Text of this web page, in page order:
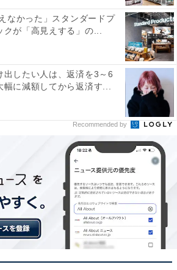
なかった」スタンダードプ
クが「高見えする」の...
出したい人は、返済を3～6
幅に減額してから返済す...
Recommended by